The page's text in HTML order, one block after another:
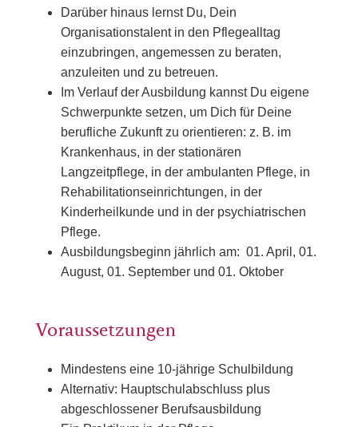
Darüber hinaus lernst Du, Dein
Organisationstalent in den Pflegealltag
einzubringen, angemessen zu beraten,
anzuleiten und zu betreuen.
Im Verlauf der Ausbildung kannst Du eigene
Schwerpunkte setzen, um Dich für Deine
berufliche Zukunft zu orientieren: z. B. im
Krankenhaus, in der stationären
Langzeitpflege, in der ambulanten Pflege, in
Rehabilitationseinrichtungen, in der
Kinderheilkunde und in der psychiatrischen
Pflege.
Ausbildungsbeginn jährlich am: 01. April, 01.
August, 01. September und 01. Oktober
Voraussetzungen
Mindestens eine 10-jährige Schulbildung
Alternativ: Hauptschulabschluss plus
abgeschlossener Berufsausbildung